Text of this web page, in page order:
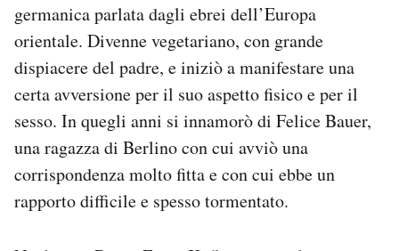
germanica parlata dagli ebrei dell’Europa
orientale. Divenne vegetariano, con grande
dispiacere del padre, e iniziò a manifestare una
certa avversione per il suo aspetto fisico e per il
sesso. In quegli anni si innamorò di Felice Bauer,
una ragazza di Berlino con cui avviò una
corrispondenza molto fitta e con cui ebbe un
rapporto difficile e spesso tormentato.